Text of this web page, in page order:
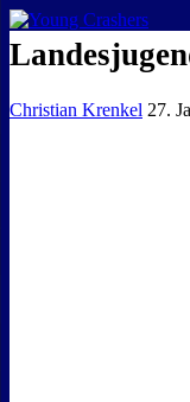
EISKALTE
Christian Krenkel 27.